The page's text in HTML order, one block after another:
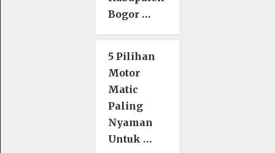
Bogor …
5 Pilihan
Motor
Matic
Paling
Nyaman
Untuk …